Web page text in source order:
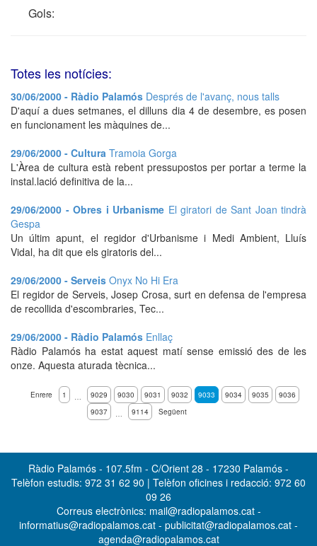
Gols:
Totes les notícies:
30/06/2000 - Ràdio Palamós Després de l'avanç, nous talls
D'aquí a dues setmanes, el dilluns dia 4 de desembre, es posen
en funcionament les màquines de...
29/06/2000 - Cultura Tramoia Gorga
L'Àrea de cultura està rebent pressupostos per portar a terme la
instal.lació definitiva de la...
29/06/2000 - Obres i Urbanisme El giratori de Sant Joan tindrà
Gespa
Un últim apunt, el regidor d'Urbanisme i Medi Ambient, Lluís
Vidal, ha dit que els giratoris del...
29/06/2000 - Serveis Onyx No Hi Era
El regidor de Serveis, Josep Crosa, surt en defensa de l'empresa
de recollida d'escombraries, Tec...
29/06/2000 - Ràdio Palamós Enllaç
Ràdio Palamós ha estat aquest matí sense emissió des de les
onze. Aquesta aturada tècnica...
Enrere 1 … 9029 9030 9031 9032 9033 9034 9035
9036
9037
… 9114 Següent
Ràdio Palamós - 107.5fm - C/Orient 28 - 17230 Palamós -
Telèfon estudis: 972 31 62 90 | Telèfon oficines i redacció: 972 60
09 26
Correus electrònics: mail@radiopalamos.cat -
informatius@radiopalamos.cat - publicitat@radiopalamos.cat -
agenda@radiopalamos.cat